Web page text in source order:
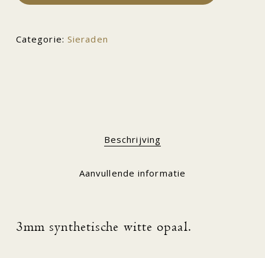
Categorie: Sieraden
Beschrijving
Aanvullende informatie
3mm synthetische witte opaal.